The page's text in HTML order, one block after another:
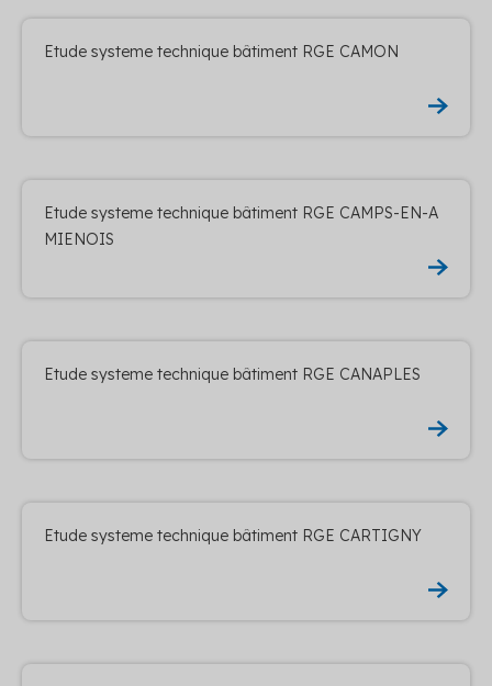
Etude systeme technique bâtiment RGE CAMON
Etude systeme technique bâtiment RGE CAMPS-EN-A
MIENOIS
Etude systeme technique bâtiment RGE CANAPLES
Etude systeme technique bâtiment RGE CARTIGNY